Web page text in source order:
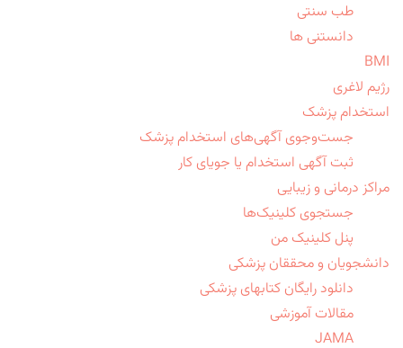
طب سنتی
دانستنی ها
BMI
رژیم لاغری
استخدام پزشک
جست‌وجوی آگهی‌های استخدام پزشک
ثبت آگهی استخدام یا جویای کار
مراکز درمانی و زیبایی
جستجوی کلینیک‌ها
پنل کلینیک من
دانشجویان و محققان پزشکی
دانلود رایگان کتابهای پزشکی
مقالات آموزشی
JAMA